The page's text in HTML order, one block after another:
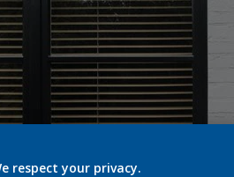
respect your privacy.